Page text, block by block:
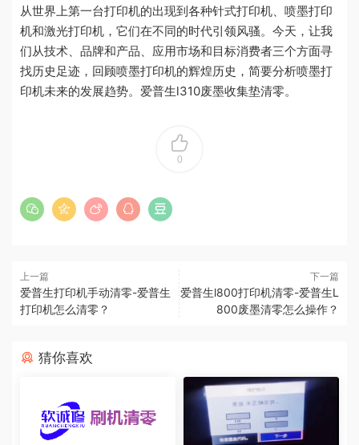
从世界上第一台打印机的出现到各种针式打印机、喷墨打印
机和激光打印机，它们在不同的时代引领风骚。今天，让我
们从技术、品牌和产品、应用市场和目标消费者三个方面寻
找历史足迹，回顾喷墨打印机的辉煌历史，简要分析喷墨打
印机未来的发展趋势。爱普生l310废墨收集垫清零。
0
上一篇
爱普生打印机手动清零-爱普生
打印机怎么清零？
下一篇
爱普生l800打印机清零-爱普生L
800废墨清零怎么操作？
猜你喜欢